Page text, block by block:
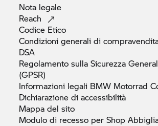
Nota legale
Reach
Codice Etico
Condizioni generali di
DSA
Regolamento sulla Sicurezza
(GPSR)
Informazioni legali BMW Motorrad
Dichiarazione diaccessibilità
Mappa delsito
Modulo di recesso per Shop